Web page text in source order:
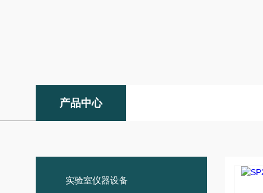
产品中心
实验室仪器设备